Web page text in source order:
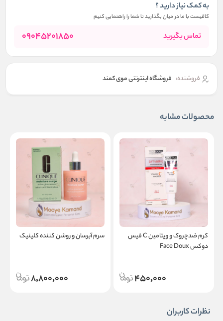
به کمک نیاز دارید ؟
کافیست با ما در میان بگذارید تا شما را راهنمایی کنیم
تماس بگیرید 09045201850
فروشنده: فروشگاه اینترنتی موی کمند
محصولات مشابه
کرم ضدچروک و ویتامین C فیس
دوکس Face Doux
450,000
سرم آبرسان و روشن کننده کلینیک
8,800,000
نظرات کاربران